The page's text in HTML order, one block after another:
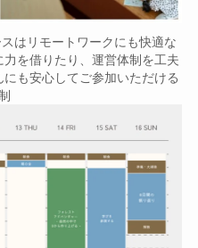
はリモートワークにも快適な
を借りたり、運営体制を工夫
も安心してご参加いただける